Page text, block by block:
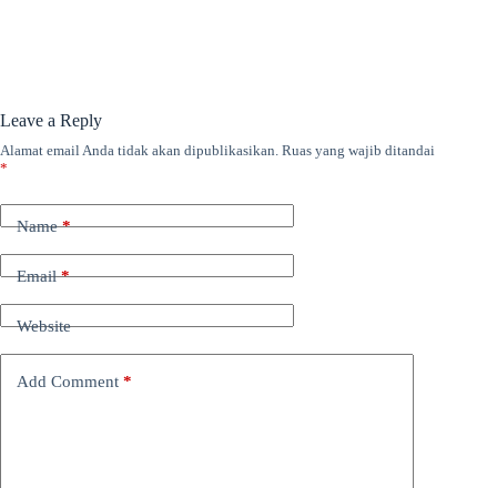
Leave a Reply
Alamat email Anda tidak akan dipublikasikan. Ruas yang wajib ditandai
*
Name*
Email*
Website
Add Comment *